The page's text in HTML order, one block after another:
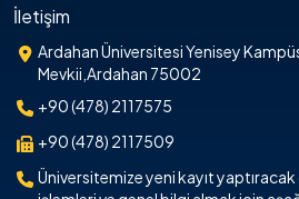
İletişim
Ardahan Üniversitesi Yenisey
Mevkii,Ardahan 75002
+90 (478) 2117575
+90 (478) 2117509
Üniversitemize yeni kayıt